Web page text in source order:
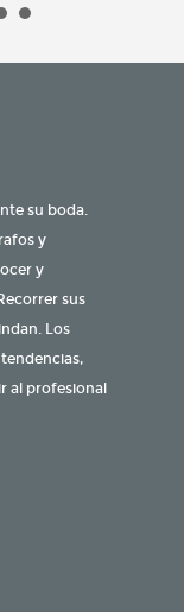
su boda.
y
y
sus
Los
al profesional